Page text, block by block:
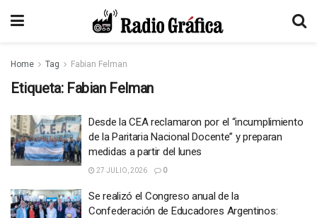
Home Tag Fabian Felman
Etiqueta: Fabian Felman
Desde la CEA reclamaron por el “incumplimiento
de la Paritaria Nacional Docente” y preparan
medidas a partir del lunes
27 JULIO, 2026 0
Se realizó el Congreso anual de la
Confederación de Educadores Argentinos: